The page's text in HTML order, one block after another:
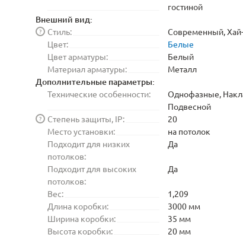
гостиной
Внешний вид:
Стиль:
?
Современный,
Цвет:
Белые
Цвет арматуры:
Белый
Материал арматуры:
Металл
Дополнительные параметры:
Технические особенности:
Однофазные,
Подвесной
Степень защиты, IP:
?
20
Место установки:
на потолок
Подходит для низких
потолков:
Да
Подходит для высоких
потолков:
Да
Вес:
1,209
Длина коробки:
3000 мм
Ширина коробки:
35 мм
Высота коробки:
20 мм